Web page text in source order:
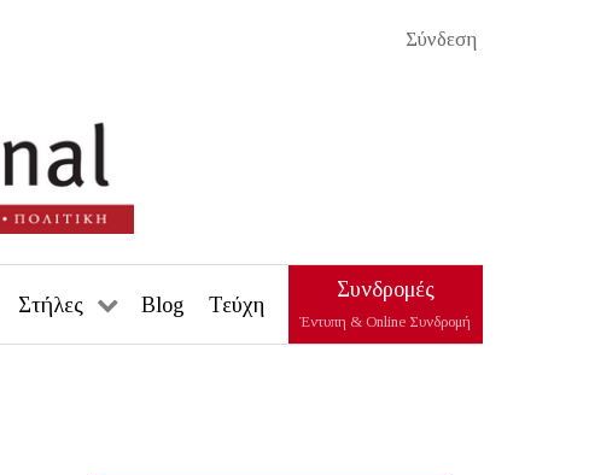
Σύνδεση
Στήλες Blog Τεύχη
Συνδρομές
Έντυπη & Online Συνδρομή